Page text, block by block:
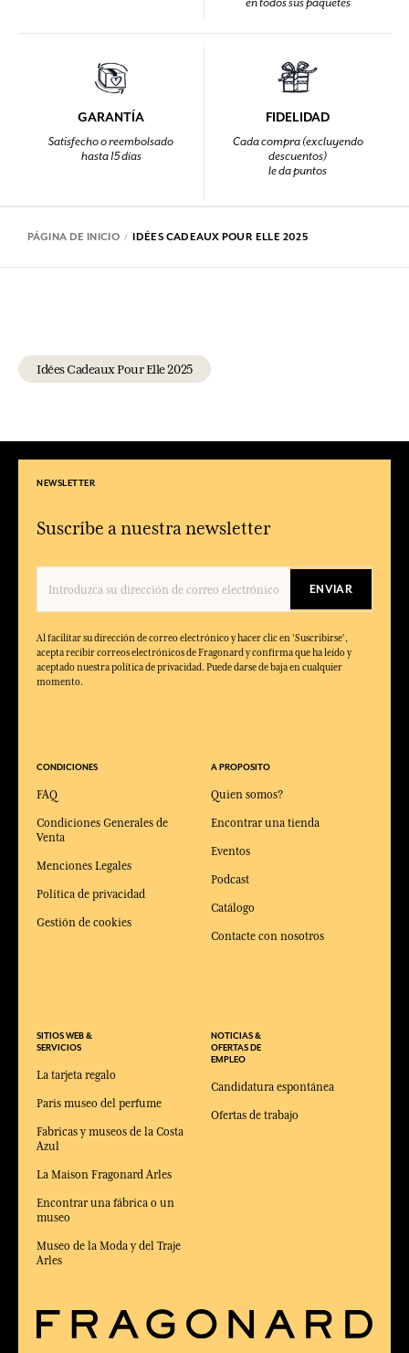
GARANTÍA
Satisfecho o reembolsado
hasta 15 días
FIDELIDAD
Cada compra (excluyendo
descuentos)
le da puntos
PÁGINA DE INICIO IDÉES CADEAUX POUR ELLE 2025
Idées Cadeaux Pour Elle 2025
NEWSLETTER
Suscríbe a nuestra newsletter
ENVIAR
Al facilitar su dirección de correo electrónico y hacer clic en 'Suscribirse',
acepta recibir correos electrónicos de Fragonard y confirma que ha leído y
aceptado nuestra política de privacidad. Puede darse de baja en cualquier
momento.
CONDICIONES
FAQ
Condiciones Generales de
Venta
Menciones Legales
Política de privacidad
Gestión de cookies
SITIOS WEB &
SERVICIOS
La tarjeta regalo
Paris museo del perfume
Fabricas y museos de la Costa
Azul
La Maison Fragonard Arles
Encontrar una fábrica o un
museo
Museo de la Moda y del Traje
Arles
A PROPOSITO
Quien somos?
Encontrar una tienda
Eventos
Podcast
Catálogo
Contacte con nosotros
NOTICIAS &
OFERTAS DE
EMPLEO
Candidatura espontánea
Ofertas de trabajo